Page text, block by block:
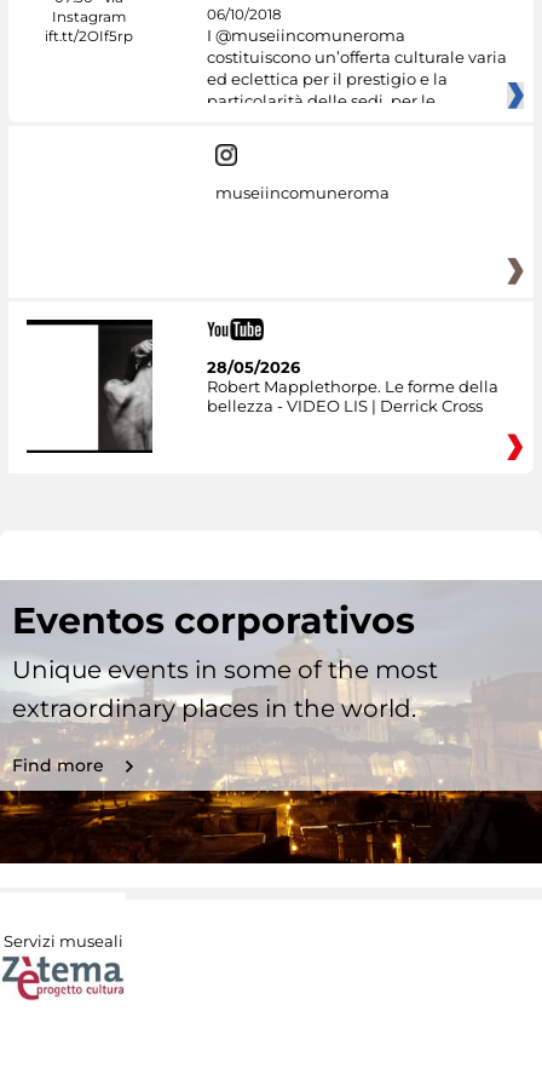
06/10/2018
I @museiincomuneroma
costituiscono un’offerta culturale varia
ed eclettica per il prestigio e la
particolarità delle sedi, per le
museiincomuneroma
28/05/2026
Robert Mapplethorpe. Le forme della
bellezza - VIDEO LIS | Derrick Cross
Eventos corporativos
Unique events in some of the most
extraordinary places in the world.
Find more
Servizi museali